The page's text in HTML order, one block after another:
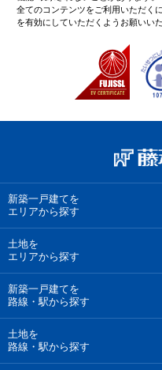
全てのコンテンツをご利用いただく
を有効にしていただくようお願いいた
新築一戸建てを
エリアから探す
土地を
エリアから探す
新築一戸建てを
路線・駅から探す
土地を
路線・駅から探す